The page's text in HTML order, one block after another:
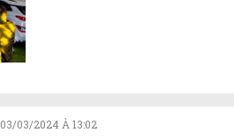
03/03/2024 À 13:02